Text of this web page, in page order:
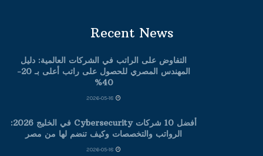
Recent News
التفاوض على الراتب في الشركات العالمية: دليل
المهندس المصري للحصول على راتب أعلى بـ 20-
40%
أفضل 10 شركات Cybersecurity في الخليج 2026:
الرواتب والتخصصات وكيف تنضم لها من مصر